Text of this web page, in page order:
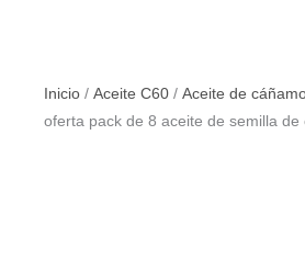
Inicio / Aceite C60 / Aceite de
oferta pack de 8 aceite de semilla de